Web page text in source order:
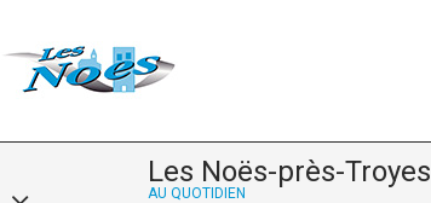
Les Noës-près-Troyes
AU QUOTIDIEN